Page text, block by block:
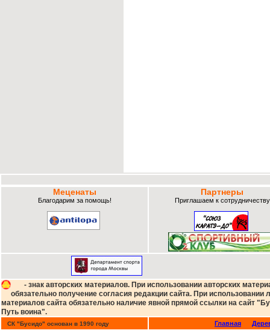
Меценаты
Благодарим за помощь!
Партнеры
Приглашаем к
- знак авторских материалов. При использовании авторских
обязательно получение согласия редакции сайта. При использовании
материалов сайта обязательно наличие явной прямой ссылки на сайт
Путь воина".
СК "Бусидо" основан в 1990 году Главная